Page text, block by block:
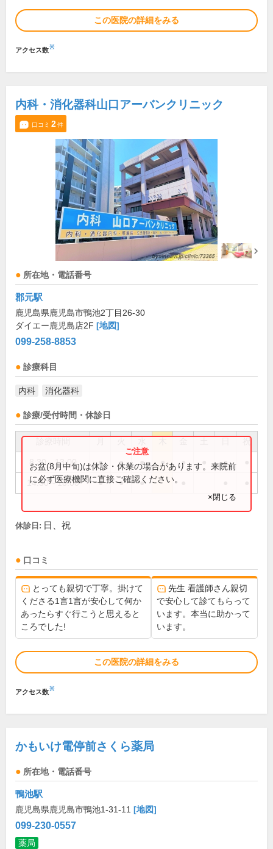
この医院の詳細をみる
アクセス数※
内科・消化器科山口アーバンクリニック
口コミ 2件
所在地・電話番号
郡元駅
鹿児島県鹿児島市鴨池2丁目26-30
ダイエー鹿児島店2F [地図]
099-258-8853
診療科目
内科 消化器科
診療/受付時間・休診日
祝
8:30～13:00 ● ● ● ● ● ●
14:30～18:00 ● ● ●
お盆(8月中旬)は休診・休業の場合があります。来院前
に必ず医療機関に直接ご確認ください。
×閉じる
休診日: 日、祝
口コミ
とっても親切で丁寧。掛けて
くださる1言1言が安心して何か
あったらすぐ行こうと思えると
ころでした!
先生 看護師さん親切
で安心して診てもらって
います。本当に助かって
います。
この医院の詳細をみる
アクセス数※
かもいけ電停前さくら薬局
所在地・電話番号
鴨池駅
鹿児島県鹿児島市鴨池1-31-11 [地図]
099-230-0557
薬局